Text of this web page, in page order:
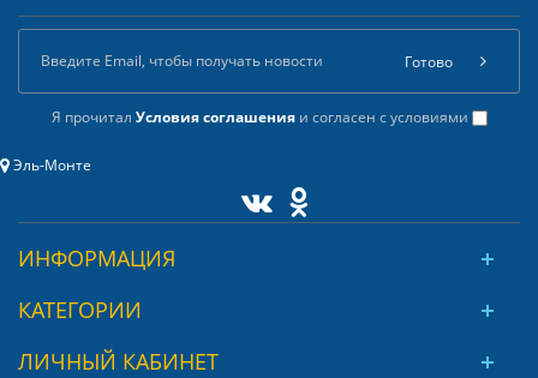
Я прочитал Условия соглашенияи согласен с условиями
Готово
Эль-Монте
ИНФОРМАЦИЯ
КАТЕГОРИИ
ЛИЧНЫЙ КАБИНЕТ